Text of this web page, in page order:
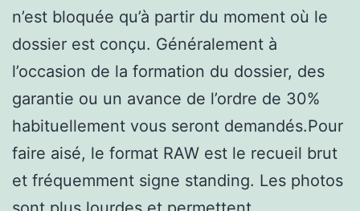
n’est bloquée qu’à partir du moment où le
dossier est conçu. Généralement à
l’occasion de la formation du dossier, des
garantie ou un avance de l’ordre de 30%
habituellement vous seront demandés.Pour
faire aisé, le format RAW est le recueil brut
et fréquemment signe standing. Les photos